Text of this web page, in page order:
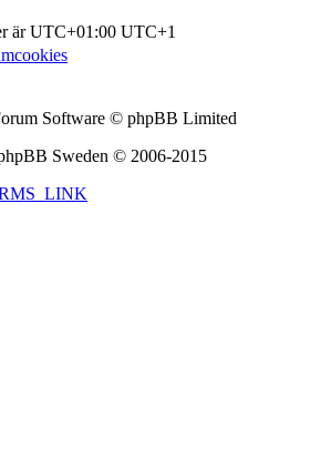
är UTC+01:00 UTC+1
Software © phpBB Limited
Sweden © 2006-2015